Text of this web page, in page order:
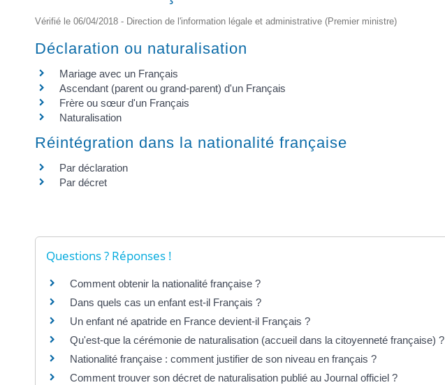
Vérifié le 06/04/2018 - Direction de l'information légale et administrative (Premier ministre)
Déclaration ou naturalisation
Mariage avec un Français
Ascendant (parent ou grand-parent) d'un Français
Frère ou sœur d'un Français
Naturalisation
Réintégration dans la nationalité française
Par déclaration
Par décret
Questions ? Réponses !
Comment obtenir la nationalité française ?
Dans quels cas un enfant est-il Français ?
Un enfant né apatride en France devient-il Français ?
Qu'est-que la cérémonie de naturalisation (accueil dans la citoyenneté française) ?
Nationalité française : comment justifier de son niveau en français ?
Comment trouver son décret de naturalisation publié au Journal officiel ?